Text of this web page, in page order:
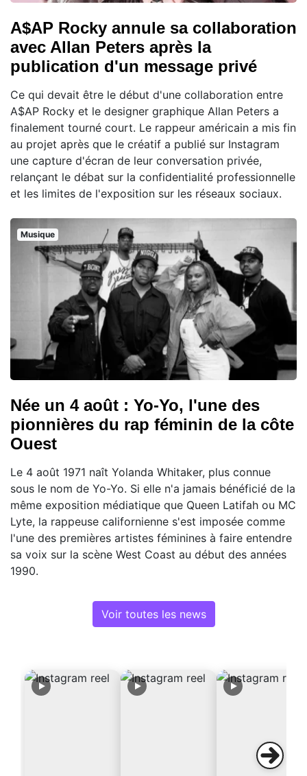
A$AP Rocky annule sa collaboration
avec Allan Peters après la
publication d'un message privé
Ce qui devait être le début d'une collaboration entre
A$AP Rocky et le designer graphique Allan Peters a
finalement tourné court. Le rappeur américain a mis fin
au projet après que le créatif a publié sur Instagram
une capture d'écran de leur conversation privée,
relançant le débat sur la confidentialité professionnelle
et les limites de l'exposition sur les réseaux sociaux.
Musique
Née un 4 août : Yo-Yo, l'une des
pionnières du rap féminin de la côte
Ouest
Le 4 août 1971 naît Yolanda Whitaker, plus connue
sous le nom de Yo-Yo. Si elle n'a jamais bénéficié de la
même exposition médiatique que Queen Latifah ou MC
Lyte, la rappeuse californienne s'est imposée comme
l'une des premières artistes féminines à faire entendre
sa voix sur la scène West Coast au début des années
1990.
Voir toutes les news